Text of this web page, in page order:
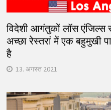
विदेशी आगंतुकों लॉस एंजिल्स
अच्छा रेस्तरां में एक बहुमुखी
है
13. अगस्त 2021